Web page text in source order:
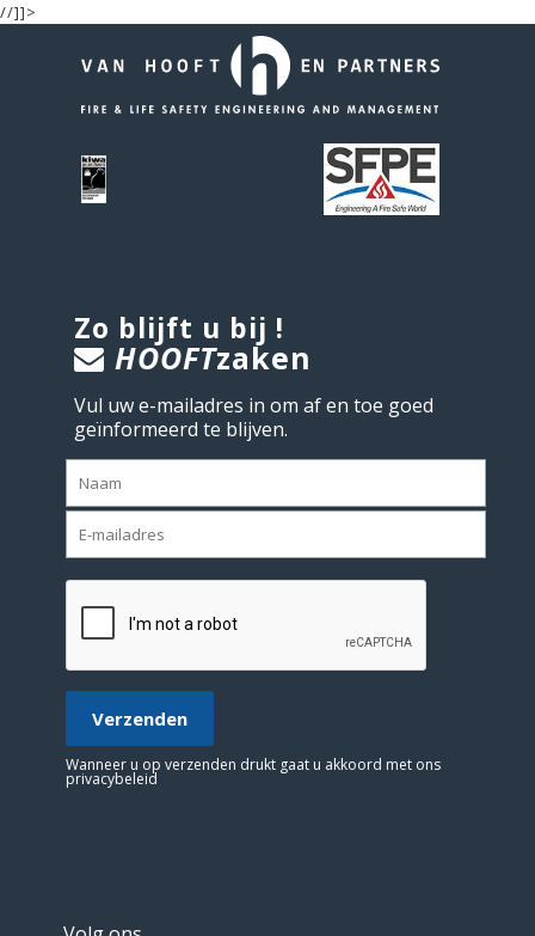
Zo blijft u bij !
HOOFTzaken
Vul uw e-mailadres in om af en toe goed
geïnformeerd te blijven.
Wanneer u op verzenden drukt gaat u akkoord met ons
privacybeleid
//]]>